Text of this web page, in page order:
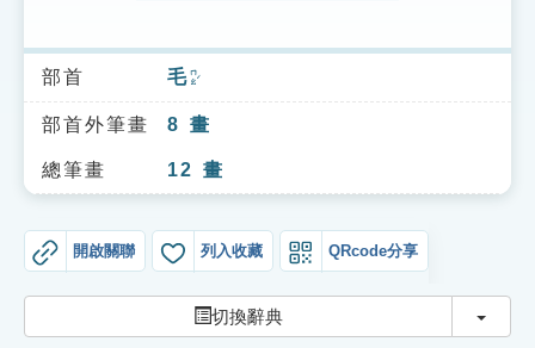
索引選單
知識索引
單字索引
部首 毛ㄇㄠˊ
部首外筆畫 8 畫
總筆畫 12 畫
開啟關聯 列入收藏 QRcode分享
切換辭典 切換